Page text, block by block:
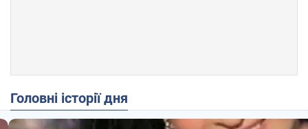
Головні історії дня